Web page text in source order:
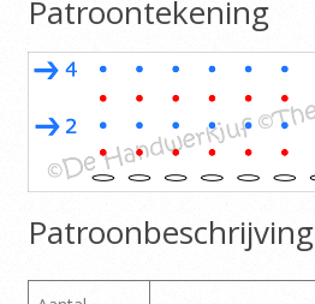
Patroontekening
Patroonbeschrijving